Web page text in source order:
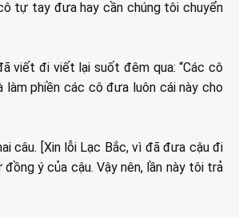
tự tay đưa hay cần chúng tôi chuyển
viết đi viết lại suốt đêm qua: “Các cô
làm phiền các cô đưa luôn cái này cho
câu. [Xin lỗi Lạc Bắc, vì đã đưa cậu đi
ý của cậu. Vậy nên, lần này tôi trả